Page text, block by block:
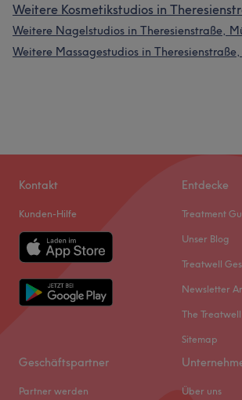
Weitere Kosmetikstudios in
Weitere Nagelstudios in Theresienstraße,
Weitere Massagestudios in
Kontakt
Kunden-Hilfe
Entdecke
Treatment
Unser Blog
Treatwell
Newsletter
The
Sitemap
Geschäftspartner
Partner werden Über uns